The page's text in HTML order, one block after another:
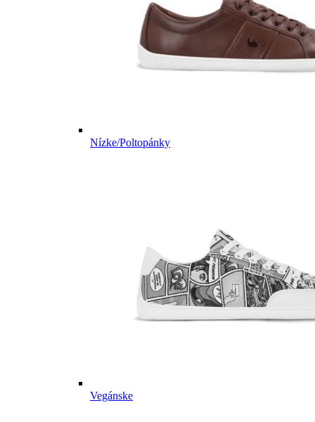
Nízke/Poltopánky
Vegánske